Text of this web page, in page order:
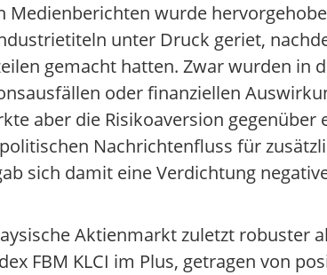
wurde
unter Druck geriet,
gemacht hatten. Zwar wurden in
oder finanziellen
aber die Risikoaversion gegenüber
Nachrichtenfluss für
sich damit eine Verdichtung
Aktienmarkt zuletzt robuster
FBM KLCI im Plus, getragen von